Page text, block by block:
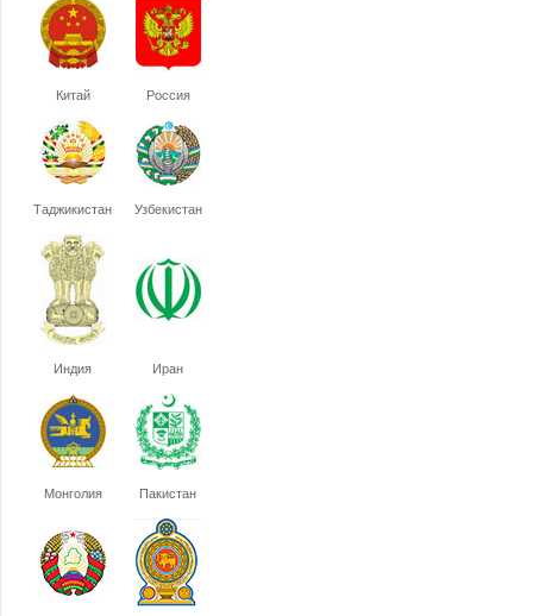
Китай Россия
Таджикистан Узбекистан
Индия Иран
Монголия Пакистан